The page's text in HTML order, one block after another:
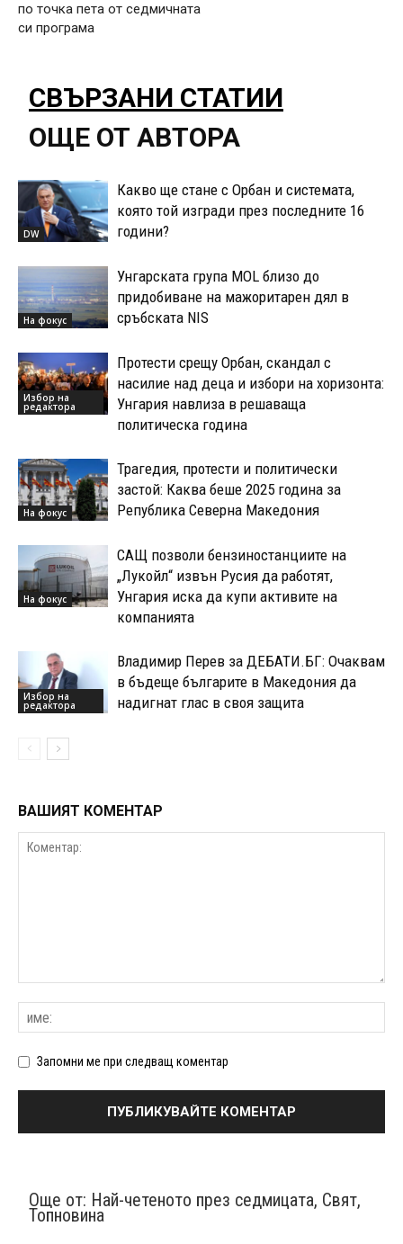
по точка пета от седмичната
си програма
СВЪРЗАНИ СТАТИИ
ОЩЕ ОТ АВТОРА
DW
Какво ще стане с Орбан и системата,
която той изгради през последните 16
години?
На фокус
Унгарската група MOL близо до
придобиване на мажоритарен дял в
сръбската NIS
Избор на
редактора
Протести срещу Орбан, скандал с
насилие над деца и избори на хоризонта:
Унгария навлиза в решаваща
политическа година
На фокус
Трагедия, протести и политически
застой: Каква беше 2025 година за
Република Северна Македония
На фокус
САЩ позволи бензиностанциите на
„Лукойл“ извън Русия да работят,
Унгария иска да купи активите на
компанията
Избор на
редактора
Владимир Перев за ДЕБАТИ.БГ: Очаквам
в бъдеще българите в Македония да
надигнат глас в своя защита
ВАШИЯТ КОМЕНТАР
Запомни ме при следващ коментар
Още от: Най-четеното през седмицата, Свят,
Топновина